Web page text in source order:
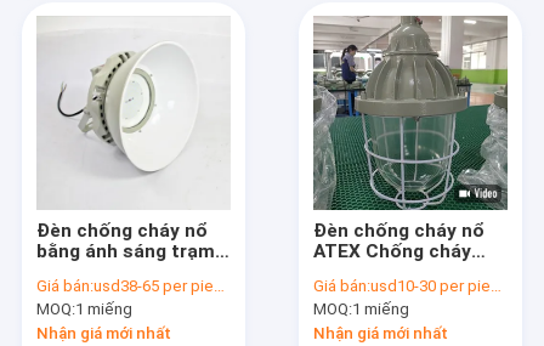
Đèn chống cháy nổ
bằng ánh sáng trạm
Giá bán:usd38-65 per piece
MOQ:1 miếng
Nhận giá mới nhất
Đèn chống cháy nổ
ATEX Chống cháy
Giá bán:usd10-30 per piece
MOQ:1 miếng
Nhận giá mới nhất